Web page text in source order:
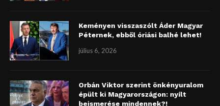
Keményen visszaszólt Áder Magyar
Péternek, ebből óriási balhé lehet!
július 6, 2026
Orbán Viktor szerint önkényuralom
épült ki Magyarországon: nyílt
beismerése mindennek?!